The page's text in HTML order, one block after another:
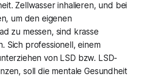
Zellwasser inhalieren, und bei
um den eigenen
zu messen, sind krasse
Sich professionell, einem
von LSD bzw. LSD-
soll die mentale Gesundheit